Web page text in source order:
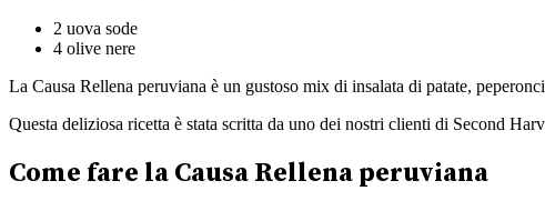
2 uova sode
4 olive nere
La Causa Rellena peruviana è un gustoso mix di insalata di patate,
Questa deliziosa ricetta è stata scritta da uno dei nostri clienti di Second
Come fare la Causa Rellena peruviana